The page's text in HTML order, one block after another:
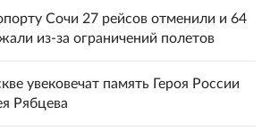
Сочи 27 рейсов отменили и 64
из-за ограничений полетов
увековечат память Героя России
Рябцева